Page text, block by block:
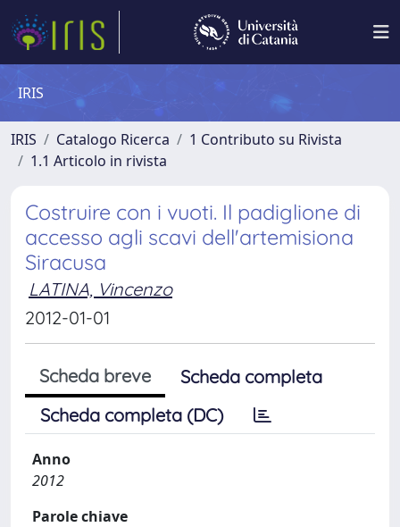
IRIS
IRIS Catalogo Ricerca
1 Contributo su Rivista
1.1 Articolo in rivista
Costruire con i vuoti. Il padiglione di
accesso agli scavi dell'artemisiona
Siracusa
LATINA, Vincenzo
2012-01-01
Scheda breve
Scheda completa
Scheda completa (DC)
Anno
2012
Parole chiave